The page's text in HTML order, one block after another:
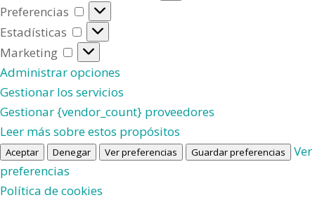
Preferencias
Preferencias
Estadísticas
Estadísticas
Marketing
Marketing
Administrar opciones
Gestionar los servicios
Gestionar {vendor_count} proveedores
Leer más sobre estos propósitos
Aceptar Denegar Ver preferencias Guardar preferencias
Ver
preferencias
Política de cookies